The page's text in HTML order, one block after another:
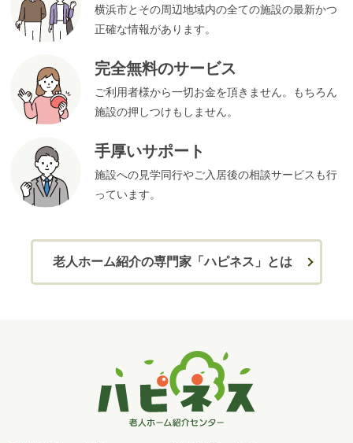
横浜市とその周辺地域内の全ての施設の最新かつ
正確な情報があります。
完全無料のサービス
ご利用者様から一切お金を頂きません。もちろん
施設の押しつけもしません。
手厚いサポート
施設への見学同行やご入居後の相談サービスも行
っています。
老人ホーム紹介の専門家「ハピネス」とは